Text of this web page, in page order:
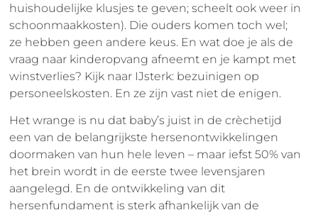
huishoudelijke klusjes te geven; scheelt ook weer in
schoonmaakkosten). Die ouders komen toch wel;
ze hebben geen andere keus. En wat doe je als de
vraag naar kinderopvang afneemt en je kampt met
winstverlies? Kijk naar IJsterk: bezuinigen op
personeelskosten. En ze zijn vast niet de enigen.
Het wrange is nu dat baby’s juist in de crèchetijd
een van de belangrijkste hersenontwikkelingen
doormaken van hun hele leven – maar iefst 50% van
het brein wordt in de eerste twee levensjaren
aangelegd. En de ontwikkeling van dit
hersenfundament is sterk afhankelijk van de